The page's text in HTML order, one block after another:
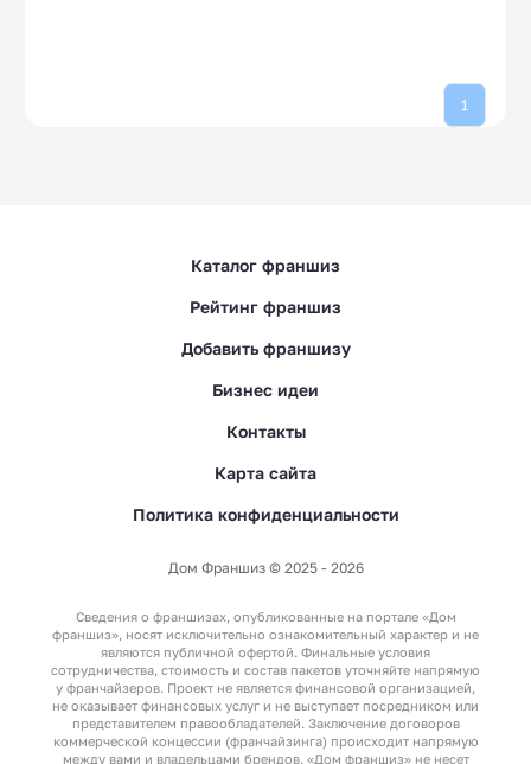
1
Каталог франшиз
Рейтинг франшиз
Добавить франшизу
Бизнес идеи
Контакты
Карта сайта
Политика конфиденциальности
Дом Франшиз © 2025 - 2026